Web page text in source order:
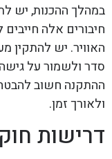
במהלך ההכנות, יש
חיבורים אלה חייבים
האוויר. יש להתקין
סדר ולשמור על
ההתקנה חשוב
ולאורך זמן.
דרישות